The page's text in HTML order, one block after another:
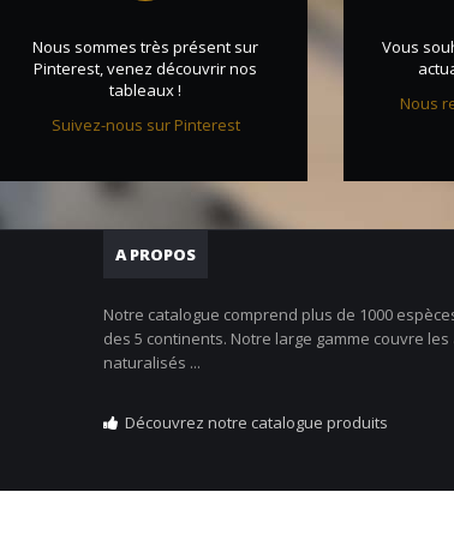
Nous sommes très présent sur
Pinterest, venez découvrir nos
tableaux !
Suivez-nous sur Pinterest
Vous
Nous
A PROPOS
Notre catalogue comprend plus de 1000
des 5 continents. Notre large gamme couvre
naturalisés ...
Découvrez notre catalogue produits